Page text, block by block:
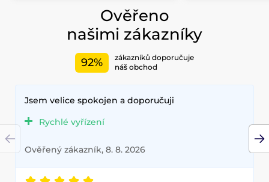
Ověřeno
našimi zákazníky
92%
zákazníků doporučuje
náš obchod
Jsem velice spokojen a doporučuji
Rychlé vyřízení
Ověřený zákazník, 8. 8. 2026